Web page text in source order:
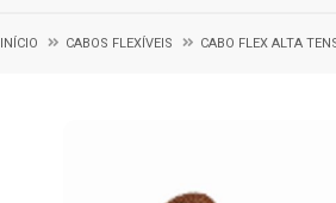
INÍCIO CABOS FLEXÍVEIS CABO FLEX ALTA